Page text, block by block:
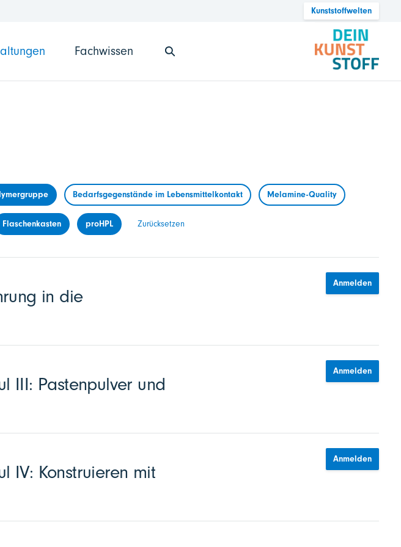
Kunststoffwelten
Fachwissen
Bedarfsgegenstände im Lebensmittelkontakt Melamine-Quality
Flaschenkasten proHPL Zurücksetzen
in die
Anmelden
III: Pastenpulver und
Anmelden
IV: Konstruieren mit
Anmelden